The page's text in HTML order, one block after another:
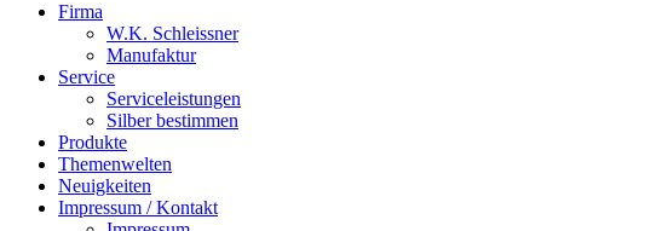
Firma
W.K. Schleissner
Manufaktur
Service
Serviceleistungen
Silber bestimmen
Produkte
Themenwelten
Neuigkeiten
Impressum / Kontakt